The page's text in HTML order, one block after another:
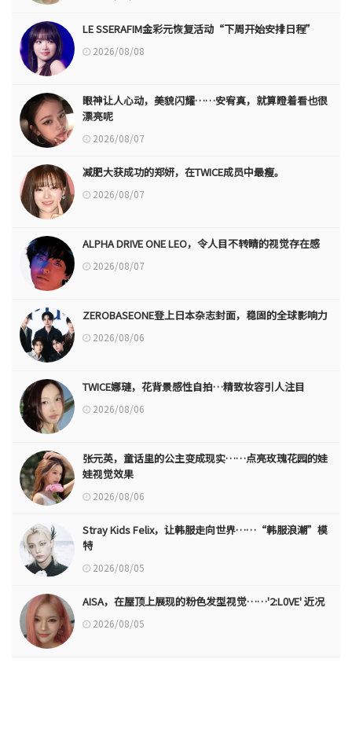
LE SSERAFIM金彩元恢复活动“下周开始安排日程”
2026/08/08
眼神让人心动，美貌闪耀……安宥真，就算瞪着看也很
漂亮呢
2026/08/07
减肥大获成功的郑妍，在TWICE成员中最瘦。
2026/08/07
ALPHA DRIVE ONE LEO，令人目不转睛的视觉存在感
2026/08/07
ZEROBASEONE登上日本杂志封面，稳固的全球影响力
2026/08/06
TWICE娜璉，花背景感性自拍…精致妆容引人注目
2026/08/06
张元英，童话里的公主变成现实……点亮玫瑰花园的娃
娃视觉效果
2026/08/06
Stray Kids Felix，让韩服走向世界……“韩服浪潮”模
特
2026/08/05
AISA，在屋顶上展现的粉色发型视觉……'2:L0VE' 近况
2026/08/05